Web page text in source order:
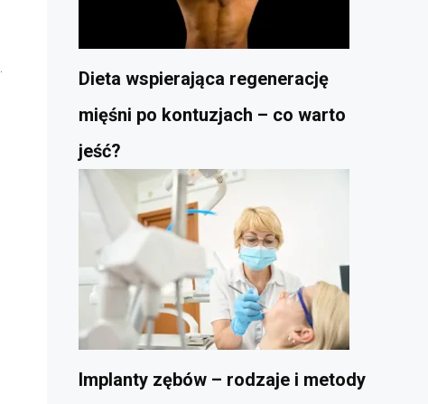
Dieta wspierająca regenerację
mięśni po kontuzjach – co warto
jeść?
Implanty zębów – rodzaje i metody